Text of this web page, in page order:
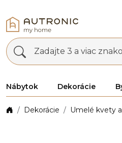
Zadajte 3 a viac
Nábytok Dekorácie
Dekorácie Umelé kvety